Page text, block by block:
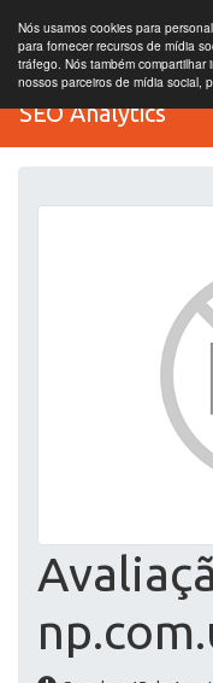
Nós usamos cookies para
para fornecer recursos de mídia
tráfego. Nós também
nossos parceiros de mídia social,
SEO Analytics